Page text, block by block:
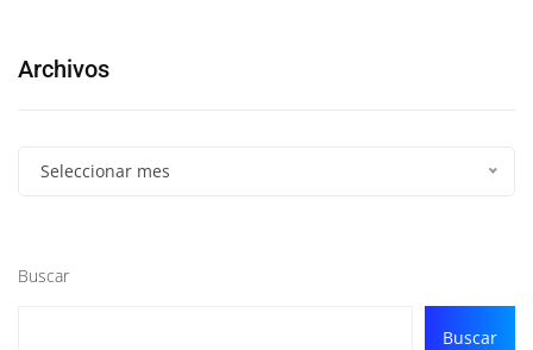
Archivos
Seleccionar mes
Buscar
Buscar